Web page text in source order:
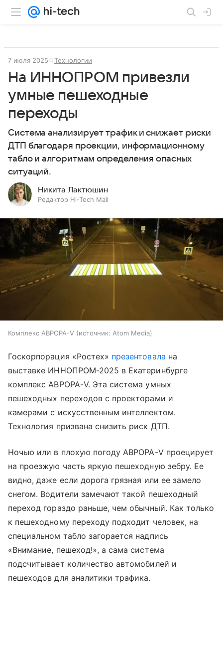
7 июля 2025 Технологии
На ИННОПРОМ привезли
умные пешеходные
переходы
Система анализирует трафик и снижает риски
ДТП благодаря проекции, информационному
табло и алгоритмам определения опасных
ситуаций.
Никита Лактюшин
Редактор Hi-Tech Mail
Комплекс AВРОРА-V источник: Atom Media
Госкорпорация «Ростех» презентовала на
выставке ИННОПРОМ-2025 в Екатеринбурге
комплекс AВРОРА-V. Эта система умных
пешеходных переходов с проекторами и
камерами с искусственным интеллектом.
Технология призвана снизить риск ДТП.
Ночью или в плохую погоду AВРОРА-V проецирует
на проезжую часть яркую пешеходную зебру. Ее
видно, даже если дорога грязная или ее замело
снегом. Водители замечают такой пешеходный
переход гораздо раньше, чем обычный. Как только
к пешеходному переходу подходит человек, на
специальном табло загорается надпись
«Внимание, пешеход!», а сама система
подсчитывает количество автомобилей и
пешеходов для аналитики трафика.